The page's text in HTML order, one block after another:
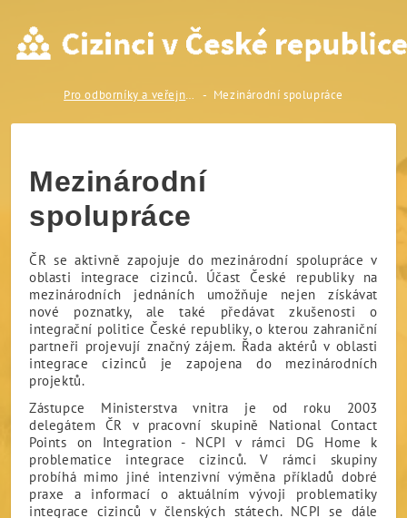
Mezinárodní spolupráce
Pro odborníky a veřejnost Mezinárodní spolupráce
Mezinárodní
spolupráce
ČR se aktivně zapojuje do mezinárodní spolupráce v
oblasti integrace cizinců. Účast České republiky na
mezinárodních jednáních umožňuje nejen získávat
nové poznatky, ale také předávat zkušenosti o
integrační politice České republiky, o kterou zahraniční
partneři projevují značný zájem. Řada aktérů v oblasti
integrace cizinců je zapojena do mezinárodních
projektů.
Zástupce Ministerstva vnitra je od roku 2003
delegátem ČR v pracovní skupině National Contact
Points on Integration - NCPI v rámci DG Home k
problematice integrace cizinců. V rámci skupiny
probíhá mimo jiné intenzivní výměna příkladů dobré
praxe a informací o aktuálním vývoji problematiky
integrace cizinců v členských státech. NCPI se dále